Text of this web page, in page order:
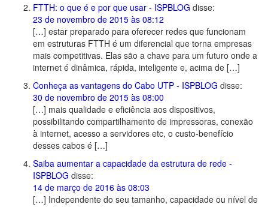
FTTH: o que é e por que usar - ISPBLOG disse:
23 de novembro de 2015 às 08:12
[…] estar preparado para oferecer redes que funcionam
em estruturas FTTH é um diferencial que torna empresas
mais competitivas. Elas são a chave para um futuro onde a
internet é dinâmica, rápida, inteligente e, acima de […]
Conheça as vantagens do Cabo UTP - ISPBLOG disse:
30 de novembro de 2015 às 08:00
[…] mais qualidade e eficiência aos dispositivos,
possibilitando compartilhamento de impressoras, conexão
à internet, acesso a servidores etc, o custo-benefício
desses cabos é […]
Saiba aumentar a capacidade da estrutura de rede -
ISPBLOG disse:
14 de março de 2016 às 08:03
[…] Independente do seu tamanho, capacidade ou nível de